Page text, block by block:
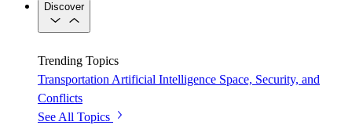
Discover
Trending Topics
Transportation Artificial Intelligence Space, Security, and
Conflicts
See All Topics